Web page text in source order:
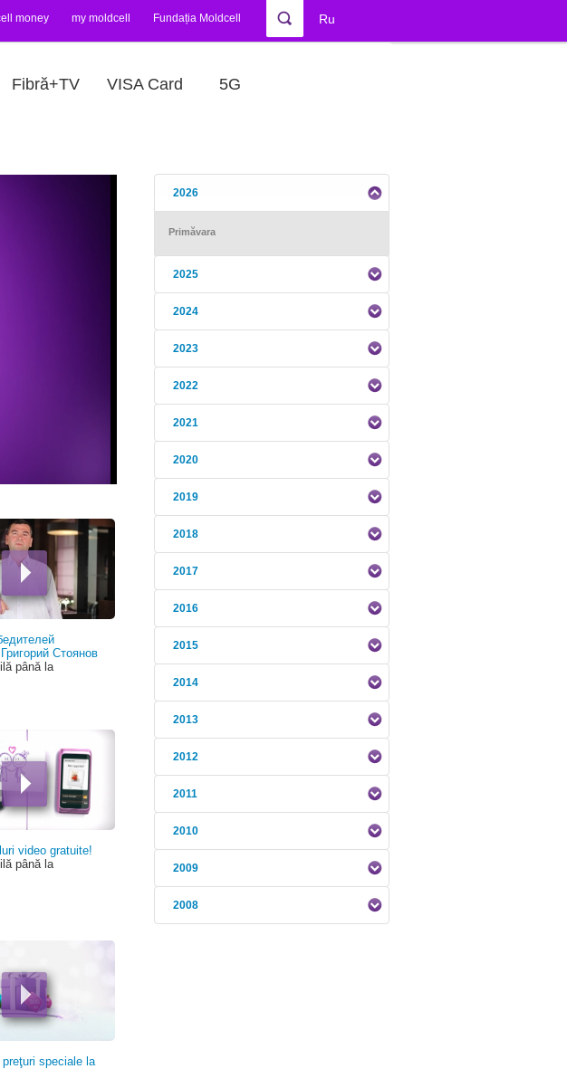
money my moldcell Fundația Moldcell Ru
Fibră+TV VISA Card 5G
2026
Primăvara
2025
2024
2023
2022
2021
2020
2019
2018
2017
2016
2015
2014
2013
2012
2011
2010
2009
2008
Стоянов
până la
video gratuite!
până la
speciale la